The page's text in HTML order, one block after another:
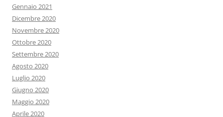
Gennaio 2021
Dicembre 2020
Novembre 2020
Ottobre 2020
Settembre 2020
Agosto 2020
Luglio 2020
Giugno 2020
Maggio 2020
Aprile 2020